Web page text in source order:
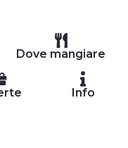
Dove mangiare
Info